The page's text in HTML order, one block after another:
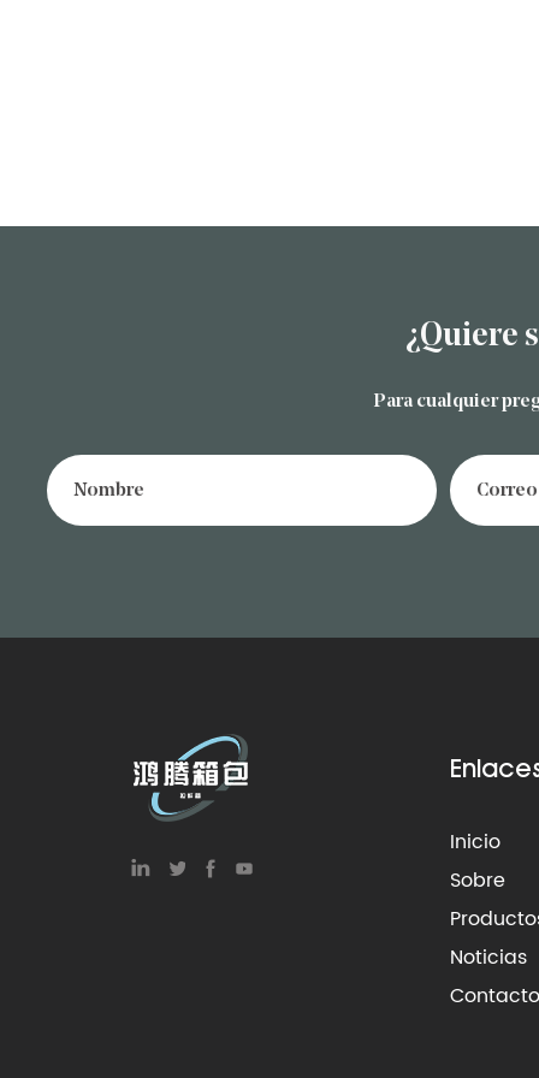
¿Quiere
Para cualquier
Inicio
Sobre
Noticias
Contacto